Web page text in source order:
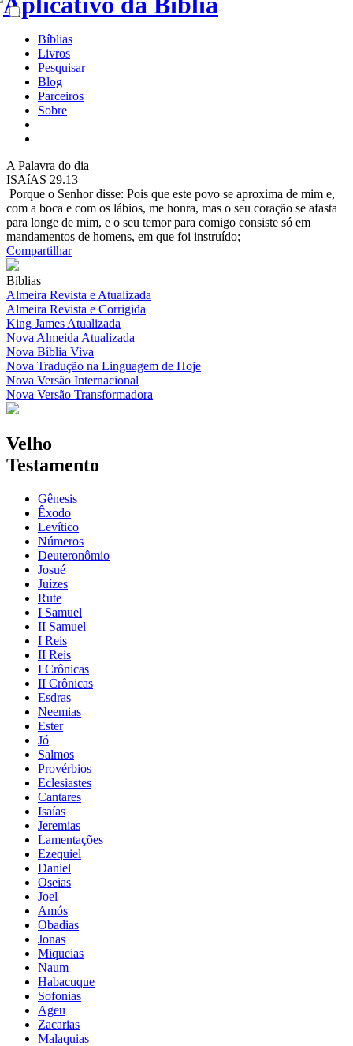
Bíblias
Livros
Pesquisar
Blog
Parceiros
Sobre
A Palavra do dia
ISAíAS 29.13
Porque o Senhor disse: Pois que este povo se aproxima de mim e,
com a boca e com os lábios, me honra, mas o seu coração se afasta
para longe de mim, e o seu temor para comigo consiste só em
mandamentos de homens, em que foi instruído;
Compartilhar
Bíblias
Almeira Revista e Atualizada
Almeira Revista e Corrigida
King James Atualizada
Nova Almeida Atualizada
Nova Bíblia Viva
Nova Tradução na Linguagem de Hoje
Nova Versão Internacional
Nova Versão Transformadora
Velho
Testamento
Gênesis
Êxodo
Levítico
Números
Deuteronômio
Josué
Juízes
Rute
I Samuel
II Samuel
I Reis
II Reis
I Crônicas
II Crônicas
Esdras
Neemias
Ester
Jó
Salmos
Provérbios
Eclesiastes
Cantares
Isaías
Jeremias
Lamentações
Ezequiel
Daniel
Oseias
Joel
Amós
Obadias
Jonas
Miqueias
Naum
Habacuque
Sofonias
Ageu
Zacarias
Malaquias